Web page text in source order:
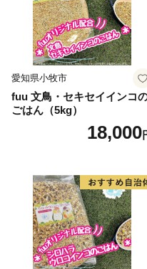
〈プライバシーポリシ
て〉
お客様からいただいた
って管理し、関係法令
に譲渡したり、提供した
お、お客様からいただ
告、あわら市が主催・
提供のために使用させ
子メールの配信やパン
いただくことがあります
御不明な点や、電子メ
のご希望がございまし
愛知県小牧市
fuu 文鳥・セキセイインコ
ごはん（5kg）
18,000